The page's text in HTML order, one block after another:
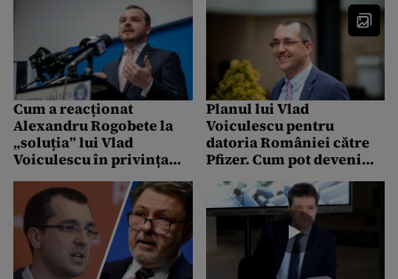
Cum a reacționat
Alexandru Rogobete la
„soluția” lui Vlad
Voiculescu în privința
datoriei de 600 de
milioane de euro către
Pfizer. „Arată o lipsă de
onestitate”
Planul lui Vlad
Voiculescu pentru
datoria României către
Pfizer. Cum pot deveni
cele 600 de milioane de
euro medicamente
pentru români